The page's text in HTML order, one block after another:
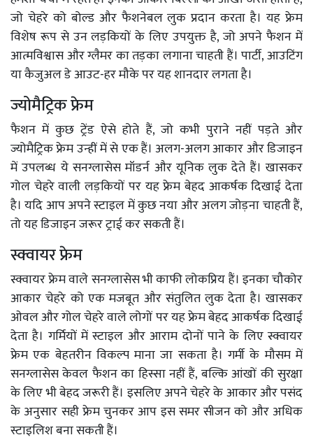
जो चेहरे को बोल्ड और फैशनेबल लुक प्रदान करता है। यह फ्रेम
विशेष रूप से उन लड़कियों के लिए उपयुक्त है, जो अपने फैशन में
आत्मविश्वास और ग्लैमर का तड़का लगाना चाहती हैं। पार्टी, आउटिंग
या कैजुअल डे आउट-हर मौके पर यह शानदार लगता है।
ज्योमैट्रिक फ्रेम
फैशन में कुछ ट्रेंड ऐसे होते हैं, जो कभी पुराने नहीं पड़ते और
ज्योमैट्रिक फ्रेम उन्हीं में से एक हैं। अलग-अलग आकार और डिजाइन
में उपलब्ध ये सनग्लासेस मॉडर्न और यूनिक लुक देते हैं। खासकर
गोल चेहरे वाली लड़कियों पर यह फ्रेम बेहद आकर्षक दिखाई देता
है। यदि आप अपने स्टाइल में कुछ नया और अलग जोड़ना चाहती हैं,
तो यह डिजाइन जरूर ट्राई कर सकती हैं।
स्क्वायर फ्रेम
स्क्वायर फ्रेम वाले सनग्लासेस भी काफी लोकप्रिय हैं। इनका चौकोर
आकार चेहरे को एक मजबूत और संतुलित लुक देता है। खासकर
ओवल और गोल चेहरे वाले लोगों पर यह फ्रेम बेहद आकर्षक दिखाई
देता है। गर्मियों में स्टाइल और आराम दोनों पाने के लिए स्क्वायर
फ्रेम एक बेहतरीन विकल्प माना जा सकता है। गर्मी के मौसम में
सनग्लासेस केवल फैशन का हिस्सा नहीं हैं, बल्कि आंखों की सुरक्षा
के लिए भी बेहद जरूरी हैं। इसलिए अपने चेहरे के आकार और पसंद
के अनुसार सही फ्रेम चुनकर आप इस समर सीजन को और अधिक
स्टाइलिश बना सकती हैं।